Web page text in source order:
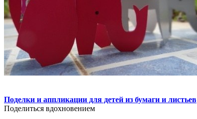
Поделки и аппликации для детей из бумаги и листьев
Поделиться вдохновением